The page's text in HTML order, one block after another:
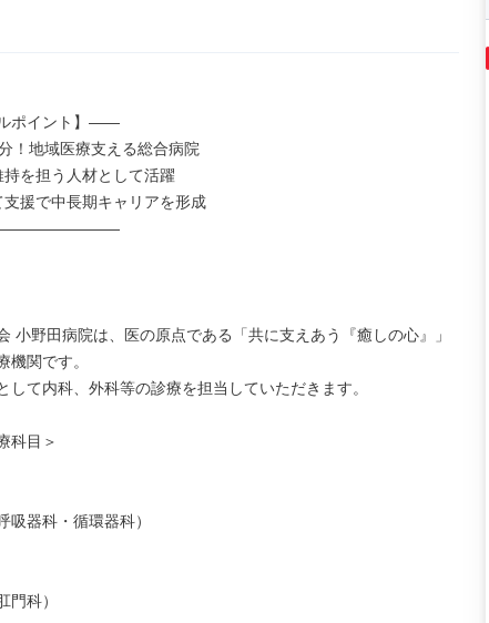
ポイント】――
！地域医療支える総合病院
を担う人材として活躍
援で中長期キャリアを形成
小野田病院は、医の原点である「共に支えあう『癒しの心』」
機関です。
して内科、外科等の診療を担当していただきます。
科目＞
吸器科・循環器科）
門科）